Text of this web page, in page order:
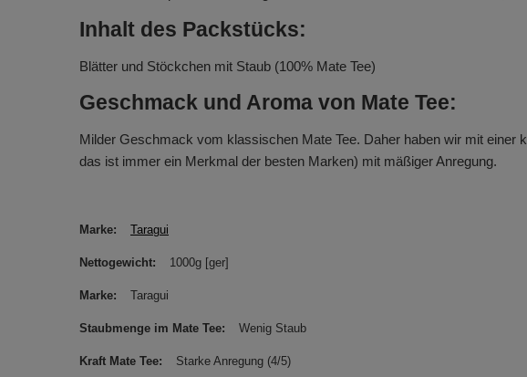
Inhalt des Packstücks:
Blätter und Stöckchen mit Staub (100% Mate Tee)
Geschmack und Aroma von Mate Tee:
Milder Geschmack vom klassischen Mate Tee. Daher haben wir mit
das ist immer ein Merkmal der besten Marken) mit mäßiger Anregung.
Marke Taragui
Nettogewicht 1000g [ger]
Marke Taragui
Staubmenge im Mate Tee Wenig Staub
Kraft Mate Tee Starke Anregung (4/5)